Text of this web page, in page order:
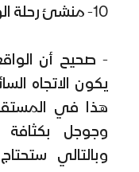
10- منشئ رحلة الواقع المعزز
- صحيح أن
يكون الاتجاه
هذا في
وجوجل بكثافة
وبالتالي